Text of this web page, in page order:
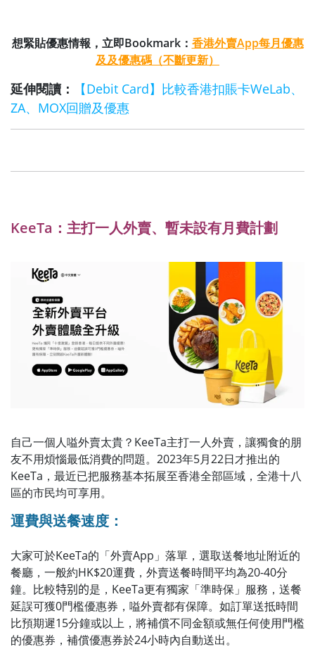
想緊貼優惠情報，立即Bookmark： 香港外賣App每月優惠
及及優惠碼（不斷更新）
延伸閱讀：
【Debit Card】比較香港扣賬卡WeLab、
ZA、MOX回贈及優惠
KeeTa：主打一人外賣、暫未設有月費計劃
自己一個人嗌外賣太貴？KeeTa主打一人外賣，讓獨食的朋
友不用煩惱最低消費的問題。 2023年5月22日才推出的
KeeTa，最近已把服務基本拓展至香港全部區域，全港十八
區的市民均可享用。
運費與送餐速度：
大家可於KeeTa的「外賣App」落單，選取送餐地址附近的
餐廳，一般約HK$20運費，外賣送餐時間平均為20-40分
鐘。比較特别的是，KeeTa更有獨家「準時保」服務，送餐
延誤可獲0門檻優惠券，嗌外賣都有保障。如訂單送抵時間
比預期遲15分鐘或以上，將補償不同金額或無任何使用門檻
的優惠券，補償優惠券於24小時內自動送出。